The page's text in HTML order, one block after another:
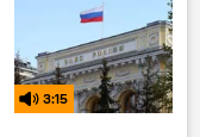
3:15